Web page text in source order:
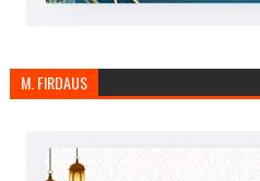
M. FIRDAUS